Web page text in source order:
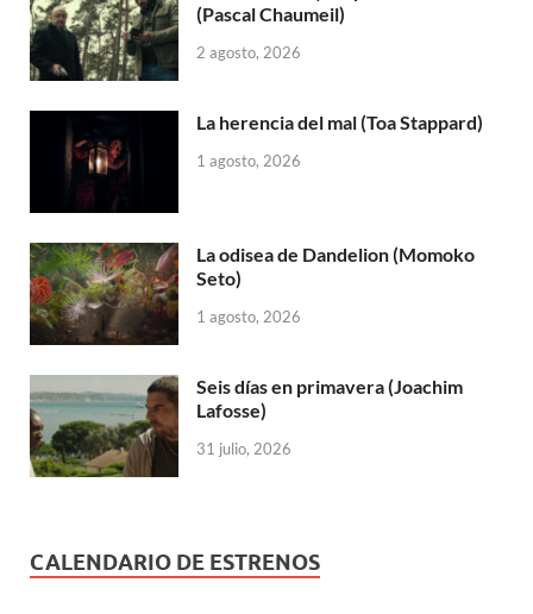
(Pascal Chaumeil)
2 agosto, 2026
La herencia del mal (Toa Stappard)
1 agosto, 2026
La odisea de Dandelion (Momoko
Seto)
1 agosto, 2026
Seis días en primavera (Joachim
Lafosse)
31 julio, 2026
CALENDARIO DE ESTRENOS